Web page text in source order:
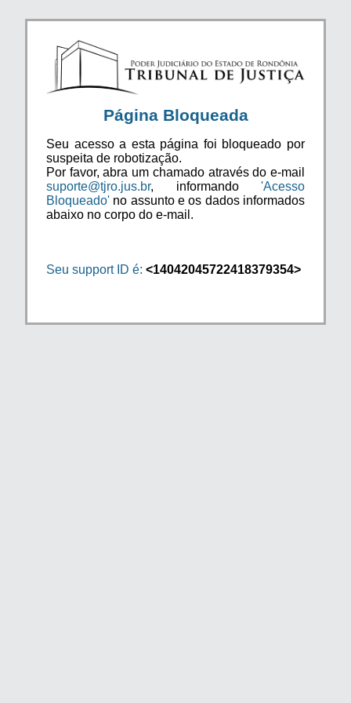
Página Bloqueada
Seu acesso a esta página foi bloqueado por
suspeita de robotização.
Por favor, abra um chamado através do e-mail
suporte@tjro.jus.br, informando 'Acesso
Bloqueado' no assunto e os dados informados
abaixo no corpo do e-mail.
Seu support ID é: <14042045722418379354>